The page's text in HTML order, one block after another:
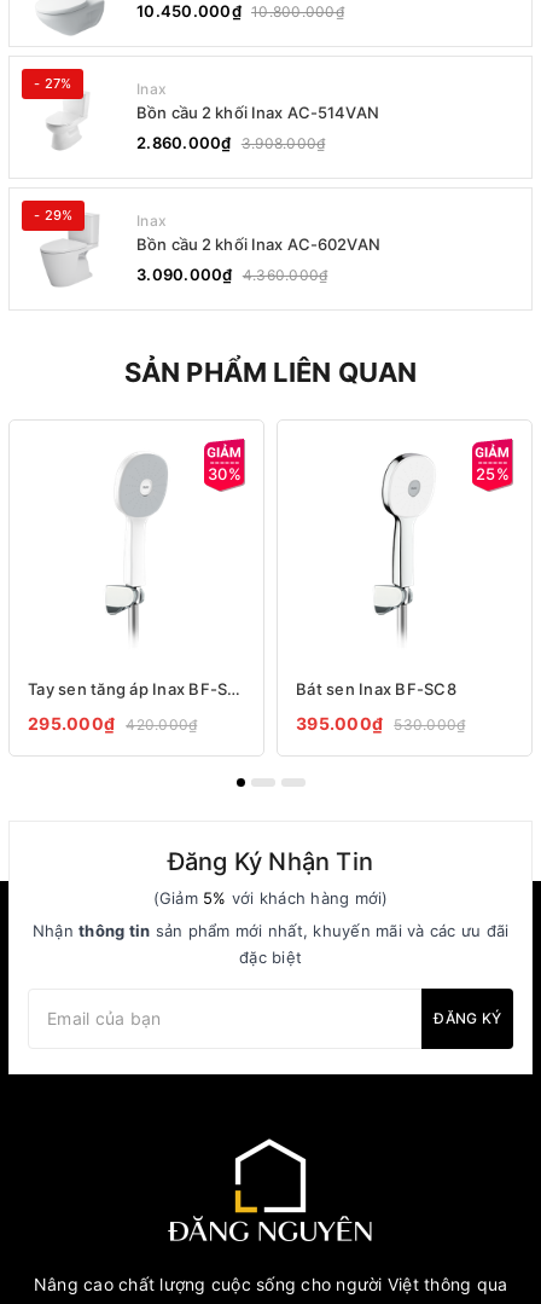
10.450.000₫ 10.800.000₫
- 27% Inax
Bồn cầu 2 khối Inax AC-514VAN
2.860.000₫ 3.908.000₫
- 29% Inax
Bồn cầu 2 khối Inax AC-602VAN
3.090.000₫ 4.360.000₫
SẢN PHẨM LIÊN QUAN
30%
Tay sen tăng áp Inax BF-SC7
295.000₫ 420.000₫
25%
Bát sen Inax BF-SC8
395.000₫ 530.000₫
Đăng Ký Nhận Tin
(Giảm 5% với khách hàng mới)
Nhận thông tin sản phẩm mới nhất, khuyến mãi và các ưu đãi
đặc biệt
ĐĂNG KÝ
Nâng cao chất lượng cuộc sống cho người Việt thông qua